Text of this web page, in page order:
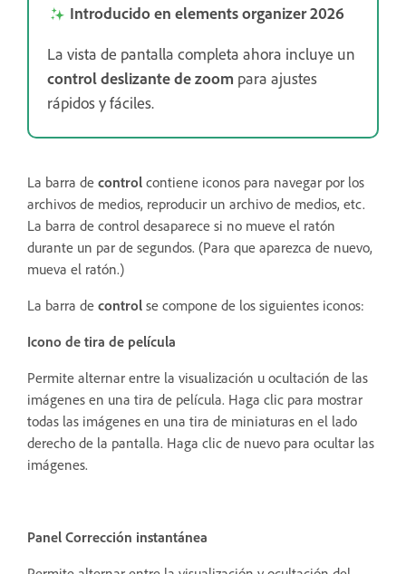
Introducido en elements organizer 2026
La vista de pantalla completa ahora incluye un
control deslizante de zoom para ajustes
rápidos y fáciles.
La barra de control contiene iconos para navegar por los
archivos de medios, reproducir un archivo de medios, etc.
La barra de control desaparece si no mueve el ratón
durante un par de segundos. (Para que aparezca de nuevo,
mueva el ratón.)
La barra de control se compone de los siguientes iconos:
Icono de tira de película
Permite alternar entre la visualización u ocultación de las
imágenes en una tira de película. Haga clic para mostrar
todas las imágenes en una tira de miniaturas en el lado
derecho de la pantalla. Haga clic de nuevo para ocultar las
imágenes.
Panel Corrección instantánea